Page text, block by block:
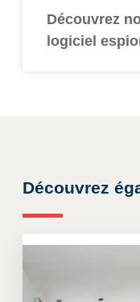
Découvrez
logiciel
Découvrez